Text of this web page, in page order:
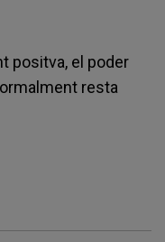
positva, el poder
resta